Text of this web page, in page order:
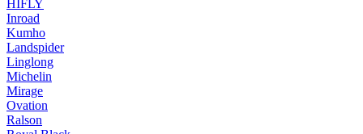
HIFLY
Inroad
Kumho
Landspider
Linglong
Michelin
Mirage
Ovation
Ralson